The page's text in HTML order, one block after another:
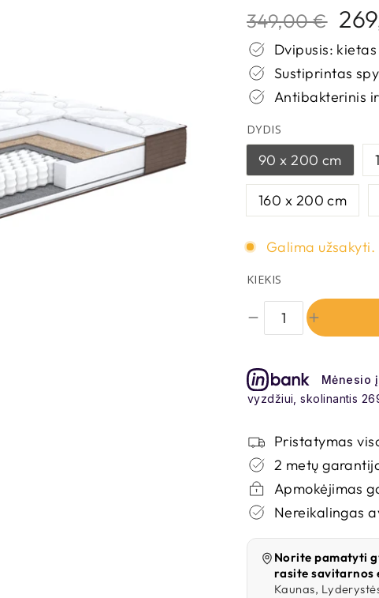
Kaina
349,00 €
kaina
Dvipusis:
Sustiprintas
Antibakterinis
DYDIS
90 x 200 cm
160 x 200 cm
Galima užsakyti.
KIEKIS
Mėnesio
Pavyzdžiui, skolinantis 269.00
Pristatymas
2 metų
Apmokėjimas
Nereikalingas
Norite pamatyti
rasite savitarnos
Kaunas,